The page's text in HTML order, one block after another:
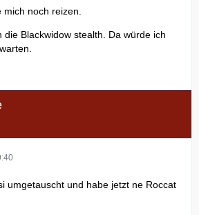
noch reizen.
die Blackwidow stealth. Da würde ich
umgetauscht und habe jetzt ne Roccat